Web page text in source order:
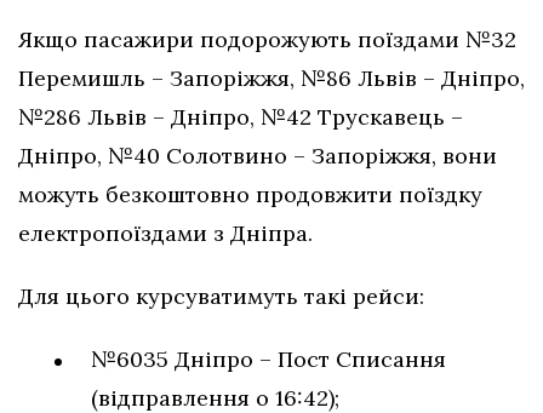
Якщо пасажири подорожують поїздами №32
Перемишль – Запоріжжя, №86 Львів – Дніпро,
№286 Львів – Дніпро, №42 Трускавець –
Дніпро, №40 Солотвино – Запоріжжя, вони
можуть безкоштовно продовжити поїздку
електропоїздами з Дніпра.
Для цього курсуватимуть такі рейси:
№6035 Дніпро – Пост Списання
(відправлення о 16:42);